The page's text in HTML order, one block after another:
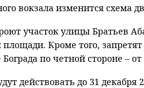
вокзала изменится схема
участок улицы Братьев
Кроме того,
по четной стороне –
действовать до 31 декабря